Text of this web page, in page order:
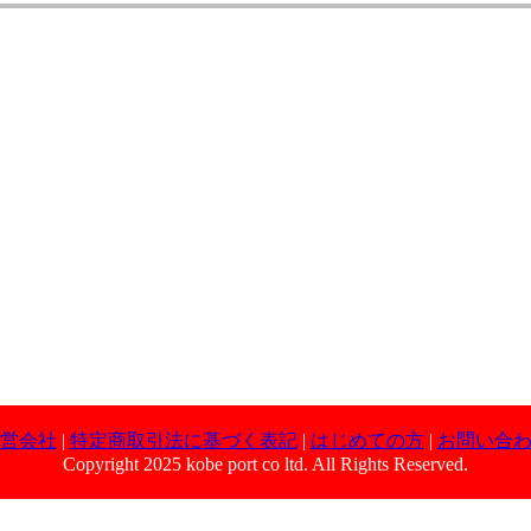
会社 | 特定商取引法に基づく表記| はじめての方| お問い合
Copyright 2025 kobe port co ltd. All Rights Reserved.